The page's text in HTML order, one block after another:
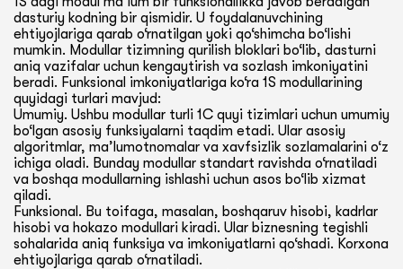
dasturiy kodning bir qismidir. U foydalanuvchining
ehtiyojlariga qarab o‘rnatilgan yoki qo‘shimcha bo‘lishi
mumkin. Modullar tizimning qurilish bloklari bo‘lib, dasturni
aniq vazifalar uchun kengaytirish va sozlash imkoniyatini
beradi. Funksional imkoniyatlariga ko‘ra 1S modullarining
quyidagi turlari mavjud:
Umumiy. Ushbu modullar turli 1C quyi tizimlari uchun umumiy
bo‘lgan asosiy funksiyalarni taqdim etadi. Ular asosiy
algoritmlar, ma’lumotnomalar va xavfsizlik sozlamalarini o‘z
ichiga oladi. Bunday modullar standart ravishda o‘rnatiladi
va boshqa modullarning ishlashi uchun asos bo‘lib xizmat
qiladi.
Funksional. Bu toifaga, masalan, boshqaruv hisobi, kadrlar
hisobi va hokazo modullari kiradi. Ular biznesning tegishli
sohalarida aniq funksiya va imkoniyatlarni qo‘shadi. Korxona
ehtiyojlariga qarab o‘rnatiladi.